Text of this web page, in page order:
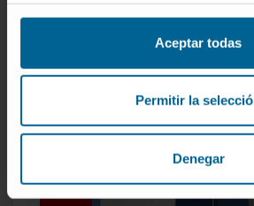
Aceptar todas
Permitir la
Denegar
mamógrafos para mamas densas y
magnéticas de última generación.